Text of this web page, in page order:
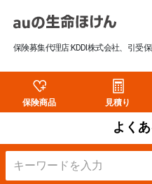
保険募集代理店:KDDI株式会社、引受
保険商品 見積り
よく